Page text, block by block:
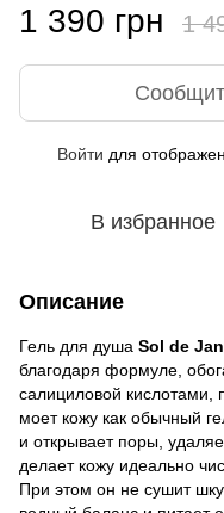
1 390 грн 1
Войти для
В избранное
Описание
Гель для душа Sol de
благодаря формуле,
салициловой кислотами,
моет кожу как обычный
и открывает поры,
делает кожу идеально
При этом он не сушит